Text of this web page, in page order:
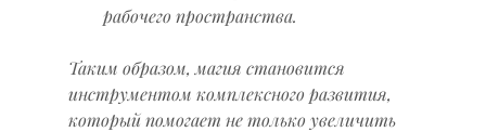
рабочего пространства.
Таким образом, магия становится
инструментом комплексного развития,
который помогает не только увеличить